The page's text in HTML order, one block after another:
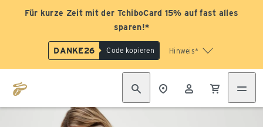
Für kurze Zeit mit der TchiboCard 15% auf fast alles
sparen!*
DANKE26 Code kopieren Hinweis*